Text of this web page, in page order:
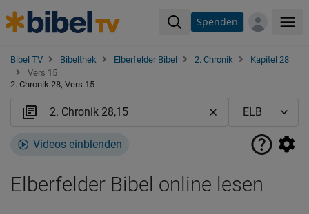
Spenden
Bibel TV Bibelthek Elberfelder Bibel 2. Chronik
Kapitel 28
Vers 15
2. Chronik 28, Vers 15
Videos einblenden
Elberfelder Bibel online lesen